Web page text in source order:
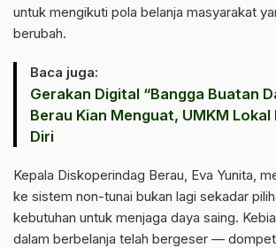
untuk mengikuti pola belanja masyarakat
berubah.
Baca juga:
Gerakan Digital “Bangga Buatan
Berau Kian Menguat, UMKM
Diri
Kepala Diskoperindag Berau, Eva Yunita,
ke sistem non-tunai bukan lagi sekadar
kebutuhan untuk menjaga daya saing.
dalam berbelanja telah bergeser —